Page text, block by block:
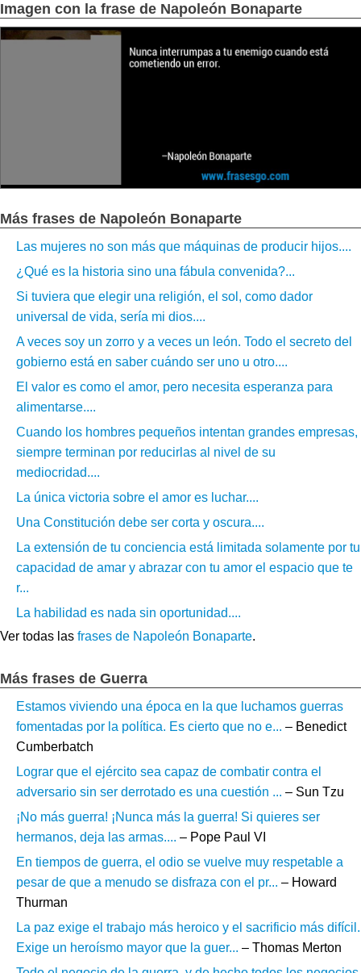
Imagen con la frase de Napoleón Bonaparte
Más frases de Napoleón Bonaparte
Las mujeres no son más que máquinas de producir hijos....
¿Qué es la historia sino una fábula convenida?...
Si tuviera que elegir una religión, el sol, como dador
universal de vida, sería mi dios....
A veces soy un zorro y a veces un león. Todo el secreto del
gobierno está en saber cuándo ser uno u otro....
El valor es como el amor, pero necesita esperanza para
alimentarse....
Cuando los hombres pequeños intentan grandes empresas,
siempre terminan por reducirlas al nivel de su
mediocridad....
La única victoria sobre el amor es luchar....
Una Constitución debe ser corta y oscura....
La extensión de tu conciencia está limitada solamente por tu
capacidad de amar y abrazar con tu amor el espacio que te
r...
La habilidad es nada sin oportunidad....
Ver todas las frases de Napoleón Bonaparte.
Más frases de Guerra
Estamos viviendo una época en la que luchamos guerras
fomentadas por la política. Es cierto que no e... – Benedict
Cumberbatch
Lograr que el ejército sea capaz de combatir contra el
adversario sin ser derrotado es una cuestión ... – Sun Tzu
¡No más guerra! ¡Nunca más la guerra! Si quieres ser
hermanos, deja las armas.... – Pope Paul VI
En tiempos de guerra, el odio se vuelve muy respetable a
pesar de que a menudo se disfraza con el pr... – Howard
Thurman
La paz exige el trabajo más heroico y el sacrificio más difícil.
Exige un heroísmo mayor que la guer... – Thomas Merton